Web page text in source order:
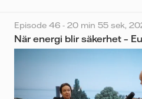
Episode 46 - 20 min 55 sek,
När energi blir säkerhet –